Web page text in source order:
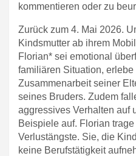
kommentieren oder zu
Zurück zum 4. Mai 2026.
Kindsmutter ab ihrem
Florian* sei emotional
familiären Situation,
Zusammenarbeit seiner
seines Bruders. Zudem
aggressives Verhalten auf
Beispiele auf. Florian
Verlustängste. Sie, die
keine Berufstätigkeit